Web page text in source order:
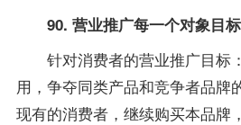
90. 营业推广每一个对象目
针对消费者的营业推广目标
用，争夺同类产品和竞争者品牌
现有的消费者，继续购买本品牌